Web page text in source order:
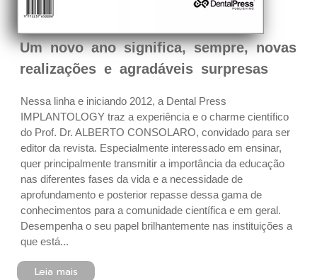
Um novo ano significa, sempre, novas
realizações e agradáveis surpresas
Nessa linha e iniciando 2012, a Dental Press
IMPLANTOLOGY traz a experiência e o charme científico
do Prof. Dr. ALBERTO CONSOLARO, convidado para ser
editor da revista. Especialmente interessado em ensinar,
quer principalmente transmitir a importância da educação
nas diferentes fases da vida e a necessidade de
aprofundamento e posterior repasse dessa gama de
conhecimentos para a comunidade científica e em geral.
Desempenha o seu papel brilhantemente nas instituições a
que está...
Leia mais